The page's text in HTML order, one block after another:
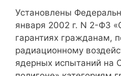
Установлены
января 2002 г. N 2-ФЗ
гарантиях гражданам,
радиационному
ядерных испытаний на